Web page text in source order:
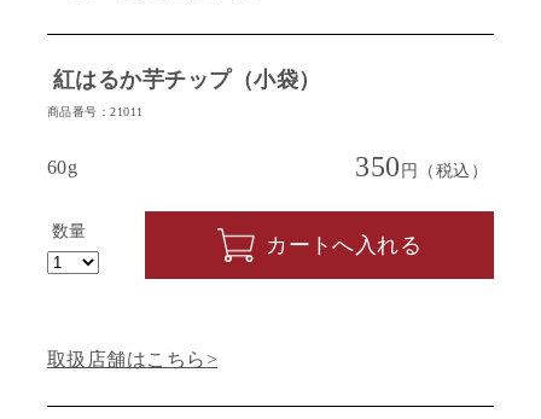
紅はるか芋チップ（小袋）
商品番号：21011
60g 350 円（税込）
数量
カートへ入れる
取扱店舗はこちら